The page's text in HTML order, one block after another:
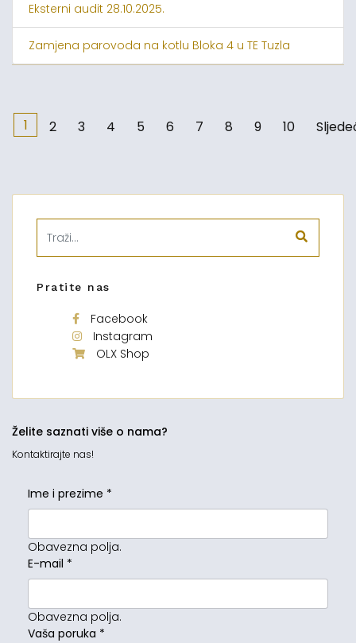
Eksterni audit 28.10.2025.
Zamjena parovoda na kotlu Bloka 4 u TE Tuzla
1 2 3 4 5 6 7 8 9 10
Pratite nas
Facebook
Instagram
OLX Shop
Želite saznati više o nama?
Kontaktirajte nas!
Ime i prezime *
Obavezna polja.
E-mail *
Obavezna polja.
Vaša poruka *